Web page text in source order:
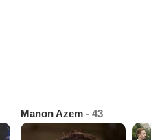
Manon Azem - 43